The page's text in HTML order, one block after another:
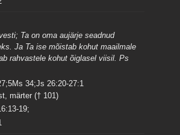
Ta on oma aujärje seadnud
Ja Ta ise mõistab kohut maailmale
rahvastele kohut õiglasel viisil. Ps
34;Js 26:20-27:1
märter († 101)
19;